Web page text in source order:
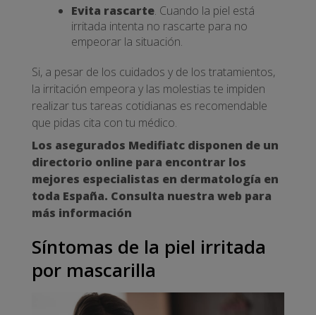
Evita rascarte. Cuando la piel está
irritada intenta no rascarte para no
empeorar la situación.
Si, a pesar de los cuidados y de los tratamientos,
la irritación empeora y las molestias te impiden
realizar tus tareas cotidianas es recomendable
que pidas cita con tu médico.
Los asegurados Medifiatc disponen de un
directorio online para encontrar los
mejores especialistas en dermatología en
toda España. Consulta nuestra web para
más información
Síntomas de la piel irritada
por mascarilla